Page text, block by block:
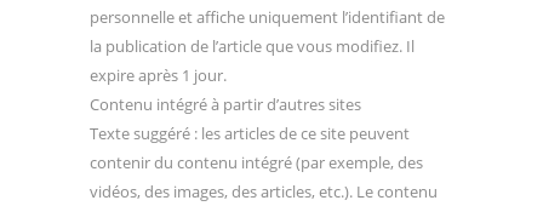
personnelle et affiche uniquement l’identifiant de
la publication de l’article que vous modifiez. Il
expire après 1 jour.
Contenu intégré à partir d’autres sites
Texte suggéré : les articles de ce site peuvent
contenir du contenu intégré (par exemple, des
vidéos, des images, des articles, etc.). Le contenu